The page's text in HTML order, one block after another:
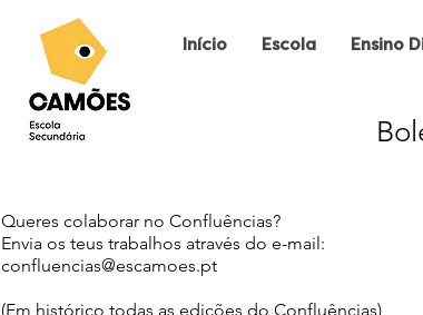
Início Escola Ensino
Queres colaborar no Confluências?
Envia os teus trabalhos através do e-mail:
confluencias@escamoes.pt
(Em histórico todas as edições do Confluências)